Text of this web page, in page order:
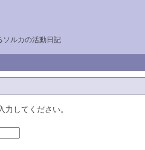
ルカの活動日記
してください。